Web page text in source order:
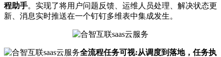
程助手。实现了将用户问题反馈、运维人员处理、解决状态更
新、消息实时推送在一个钉钉多维表中集成发生。
全流程任务可视:从调度到落地，任务执